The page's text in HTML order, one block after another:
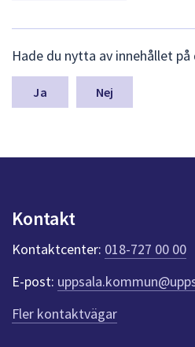
ä
m
a
n
k
t
e
r
f
ö
r
Hade du nytta av innehållet på
Nej
Kontakt
Kontaktcenter: 018-727 00 00
E-post:
Fler kontaktvägar